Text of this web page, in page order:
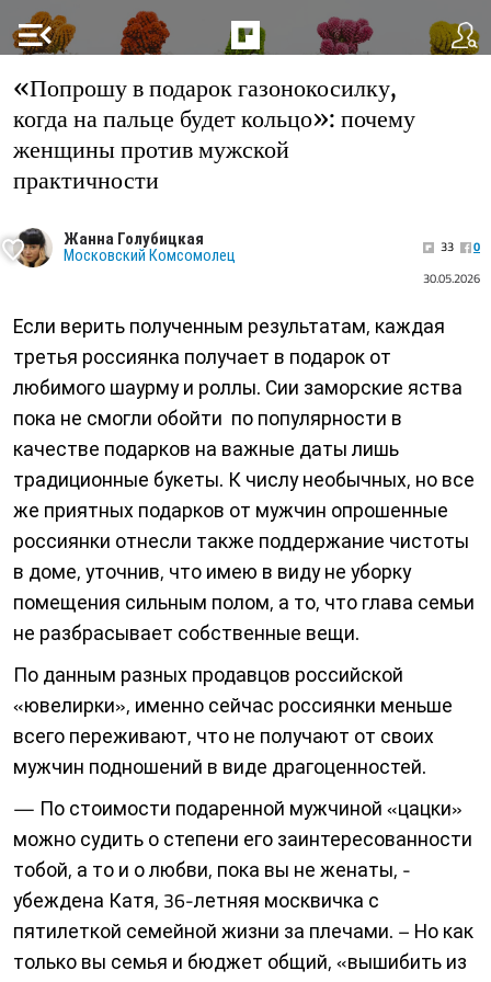
menu_open
«Попрошу в подарок газонокосилку,
когда на пальце будет кольцо»: почему
женщины против мужской
практичности
Жанна Голубицкая
Московский Комсомолец 33
0
30.05.2026
Если верить полученным результатам, каждая
третья россиянка получает в подарок от
любимого шаурму и роллы. Сии заморские яства
пока не смогли обойти по популярности в
качестве подарков на важные даты лишь
традиционные букеты. К числу необычных, но все
же приятных подарков от мужчин опрошенные
россиянки отнесли также поддержание чистоты
в доме, уточнив, что имею в виду не уборку
помещения сильным полом, а то, что глава семьи
не разбрасывает собственные вещи.
По данным разных продавцов российской
«ювелирки», именно сейчас россиянки меньше
всего переживают, что не получают от своих
мужчин подношений в виде драгоценностей.
— По стоимости подаренной мужчиной «цацки»
можно судить о степени его заинтересованности
тобой, а то и о любви, пока вы не женаты, -
убеждена Катя, 36-летняя москвичка с
пятилеткой семейной жизни за плечами. – Но как
только вы семья и бюджет общий, «вышибить из